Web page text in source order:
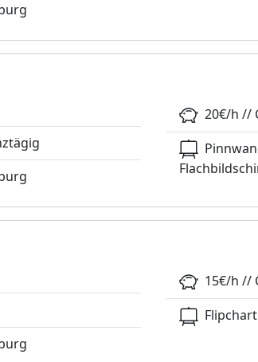
20€/h //
15€/h //
Flipchart